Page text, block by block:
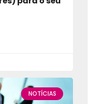
NOTÍCIAS